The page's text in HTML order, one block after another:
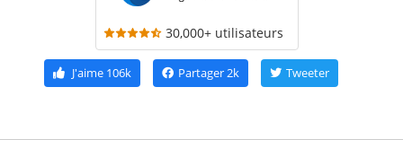
30,000+ utilisateurs
J'aime106k Partager2k Tweeter